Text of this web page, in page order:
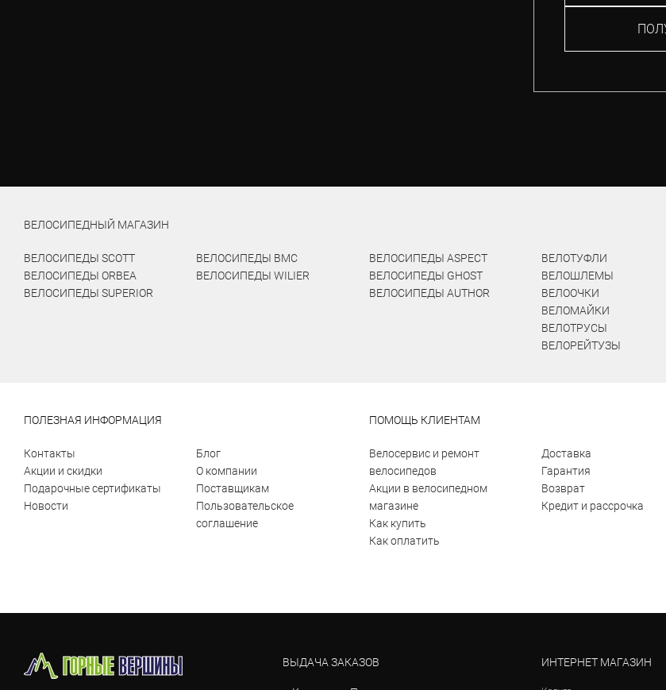
ВЕЛОСИПЕДНЫЙ МАГАЗИН
ВЕЛОСИПЕДЫ SCOTT
ВЕЛОСИПЕДЫ ORBEA
ВЕЛОСИПЕДЫ SUPERIOR
ВЕЛОСИПЕДЫ BMC
ВЕЛОСИПЕДЫ WILIER
ВЕЛОСИПЕДЫ ASPECT
ВЕЛОСИПЕДЫ GHOST
ВЕЛОСИПЕДЫ AUTHOR
ВЕЛОТУФЛИ
ВЕЛОШЛЕМЫ
ВЕЛООЧКИ
ВЕЛОМАЙКИ
ВЕЛОТРУСЫ
ВЕЛОРЕЙТУЗЫ
ПОЛЕЗНАЯ ИНФОРМАЦИЯ
Контакты
Акции и скидки
Подарочные сертификаты
Новости
Блог
О компании
Поставщикам
Пользовательское
соглашение
ПОМОЩЬ КЛИЕНТАМ
Велосервис и ремонт
велосипедов
Акции в велосипедном
магазине
Как купить
Как оплатить
Доставка
Гарантия
Возврат
Кредит и рассрочка
ВЫДАЧА ЗАКАЗОВ ИНТЕРНЕТ МАГАЗИН